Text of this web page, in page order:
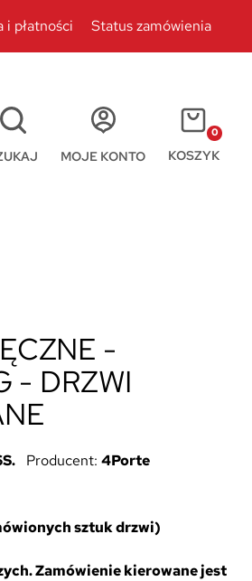
i płatności Status zamówienia
0
KOSZYK
MOJE KONTO
-
- DRZWI
Producent: 4Porte
sztuk drzwi)
Zamówienie kierowane jest